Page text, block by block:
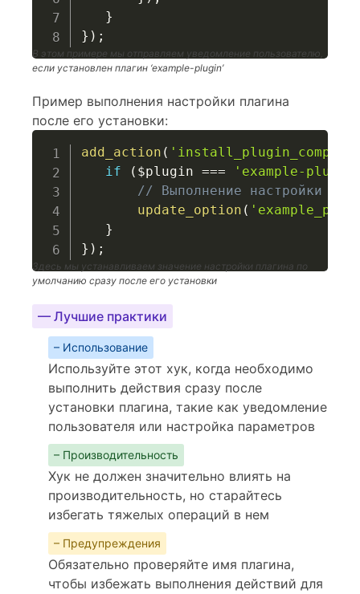
}
} ) ;
В этом примере мы отправляем уведомление пользователю,
если установлен плагин ‘example-plugin’
Пример выполнения настройки плагина
после его установки:
add_action (
if
( $plugin ===
'example-
// Выполнение настройки
update_option (
}
} ) ;
Здесь мы устанавливаем значение настройки плагина по
умолчанию сразу после его установки
— Лучшие практики
– Использование
Используйте этот хук, когда необходимо
выполнить действия сразу после
установки плагина, такие как уведомление
пользователя или настройка параметров
– Производительность
Хук не должен значительно влиять на
производительность, но старайтесь
избегать тяжелых операций в нем
– Предупреждения
Обязательно проверяйте имя плагина,
чтобы избежать выполнения действий для